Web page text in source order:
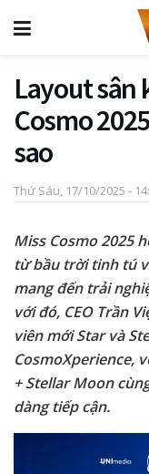
Layout sân
Cosmo
sao
Thứ Sáu, 17/10/2025 -
Miss Cosmo 2025
từ bầu trời tinh tú
mang đến trải
với đó, CEO Trần
viên mới Star và
CosmoXperience,
+ Stellar Moon
dàng tiếp cận.